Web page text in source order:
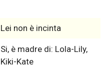
Lei non è incinta
Si, è madre di: Lola-Lily,
Kiki-Kate